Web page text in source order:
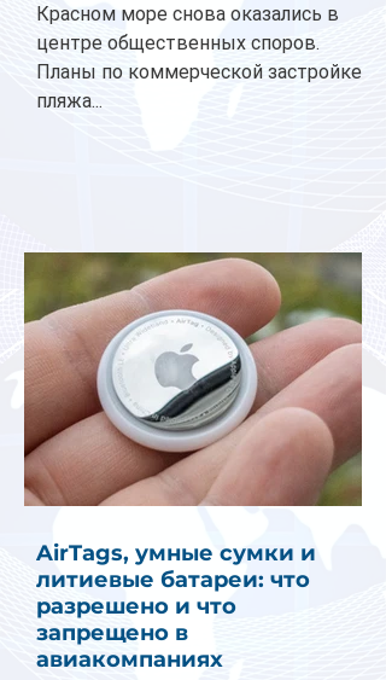
Красном море снова оказались в
центре общественных споров.
Планы по коммерческой застройке
пляжа...
AirTags, умные сумки и
литиевые батареи: что
разрешено и что
запрещено в
авиакомпаниях